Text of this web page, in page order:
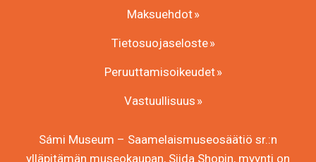
Maksuehdot
Tietosuojaseloste
Peruuttamisoikeudet
Vastuullisuus
Sámi Museum – Saamelaismuseosäätiö sr.:n
ylläpitämän museokaupan, Siida Shopin, myynti on